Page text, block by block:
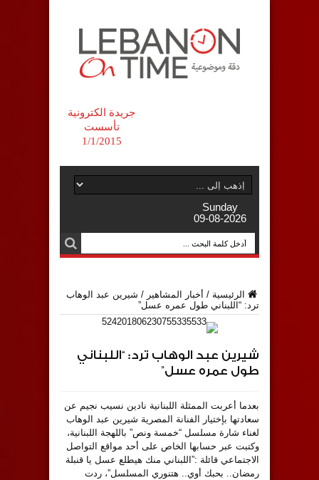
جريدة الكترونية
تأسست
1/1/2015
Sunday
09-08-2026
الرئيسية / أخبار المشاهير / شيرين عبد الوهاب
ترد: “اللبناني طول عمره عسل”
شيرين عبد الوهاب ترد: “اللبناني
طول عمره عسل”
بعدما أعربت الممثلة اللبنانية نادين نسيب نجيم عن
سعادتها بإختيار الفنانة المصرية شيرين عبد الوهاب
لغناء شارة مسلسل “خمسة ونص” باللهجة اللبنانية،
وكتبت عبر حسابها الخاص على أحد مواقع التواصل
الاجتماعي قائلة :”اللبناني منك هيطلع عسل يا قنبلة
رمضان.. بحبك أوي.. هتنوري المسلسل”، ردت